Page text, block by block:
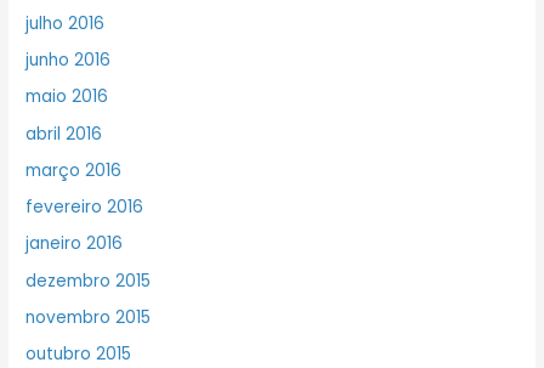
julho 2016
junho 2016
maio 2016
abril 2016
março 2016
fevereiro 2016
janeiro 2016
dezembro 2015
novembro 2015
outubro 2015